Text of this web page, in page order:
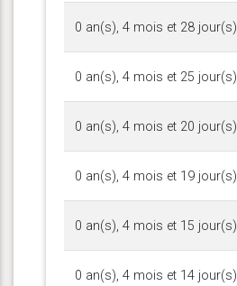
0 an(s), 4 mois et 28 jour(s)
0 an(s), 4 mois et 25 jour(s)
0 an(s), 4 mois et 20 jour(s)
0 an(s), 4 mois et 19 jour(s)
0 an(s), 4 mois et 15 jour(s)
0 an(s), 4 mois et 14 jour(s)